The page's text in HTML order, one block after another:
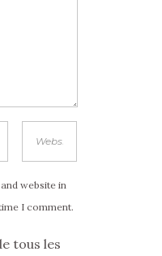
website in
I comment.
tous les